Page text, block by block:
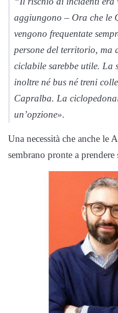
aggiungono – Ora che le
vengono frequentate
persone del territorio, ma
ciclabile sarebbe utile. La
inoltre né bus né treni
Capralba. La
un’opzione».
Una necessità che anche le
sembrano pronte a prendere